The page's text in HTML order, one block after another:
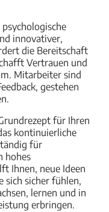
innovativer,
die Bereitschaft
Vertrauen und
Mitarbeiter sind
gestehen
für Ihren
kontinuierliche
für
hohes
Ihnen, neue Ideen
sich sicher fühlen,
lernen und in
erbringen.